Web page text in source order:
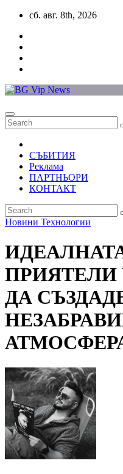
Skip
content
сб. авг. 8th, 2026
СЪБИТИЯ
Реклама
ПАРТНЬОРИ
КОНТАКТ
Новини Технологии
ПРИЯТЕЛИ
ДА